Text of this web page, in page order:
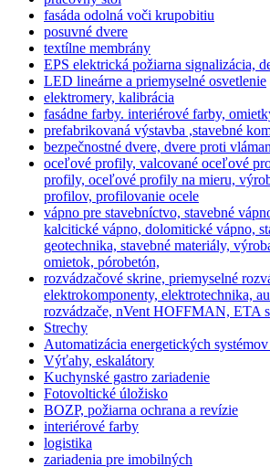
fasáda odolná voči krupobitiu
posuvné dvere
textílne membrány
EPS elektrická požiarna signalizácia,
LED lineárne a priemyselné osvetlenie
elektromery, kalibrácia
fasádne farby. interiérové farby,
prefabrikovaná výstavba ,stavebné
bezpečnostné dvere, dvere proti
oceľové profily, valcované oceľové
profily, oceľové profily na mieru,
profilov, profilovanie ocele
vápno pre stavebníctvo, stavebné
kalcitické vápno, dolomitické vápno,
geotechnika, stavebné materiály,
omietok, pórobetón,
rozvádzačové skrine, priemyselné
elektrokomponenty, elektrotechnika,
rozvádzače, nVent HOFFMAN, ETA
Strechy
Automatizácia energetických
Výťahy, eskalátory
Kuchynské gastro zariadenie
Fotovoltické úložisko
BOZP, požiarna ochrana a revízie
interiérové farby
logistika
zariadenia pre imobilných